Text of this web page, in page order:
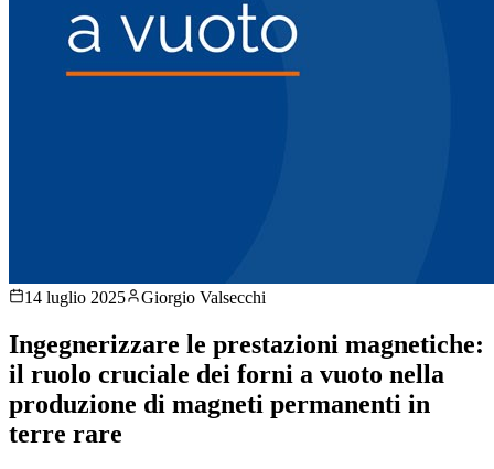
14 luglio 2025 Giorgio Valsecchi
Ingegnerizzare le prestazioni magnetiche:
il ruolo cruciale dei forni a vuoto nella
produzione di magneti permanenti in
terre rare